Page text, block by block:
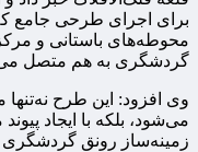
برای اجرای طرحی جامع که
محوطه‌های باستانی و
گردشگری به هم متصل
وی افزود: این طرح
می‌شود، بلکه با ایجاد
زمینه‌ساز رونق گردشگری